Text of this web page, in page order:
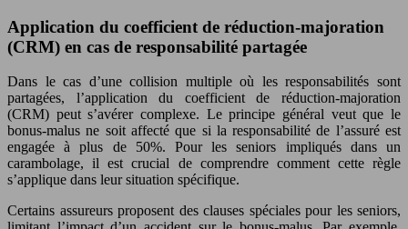
Application du coefficient de réduction-majoration
(CRM) en cas de responsabilité partagée
Dans le cas d’une collision multiple où les responsabilités sont
partagées, l’application du coefficient de réduction-majoration
(CRM) peut s’avérer complexe. Le principe général veut que le
bonus-malus ne soit affecté que si la responsabilité de l’assuré est
engagée à plus de 50%. Pour les seniors impliqués dans un
carambolage, il est crucial de comprendre comment cette règle
s’applique dans leur situation spécifique.
Certains assureurs proposent des clauses spéciales pour les seniors,